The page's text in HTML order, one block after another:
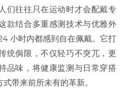
们往往只在运动时才会配戴专
款结合多重感测技术与优雅外
小时内都感到自在佩戴。它打
统侷限，不仅轻巧不突兀，更
品味，将健康监测与日常穿搭
带来前所未有的革新。